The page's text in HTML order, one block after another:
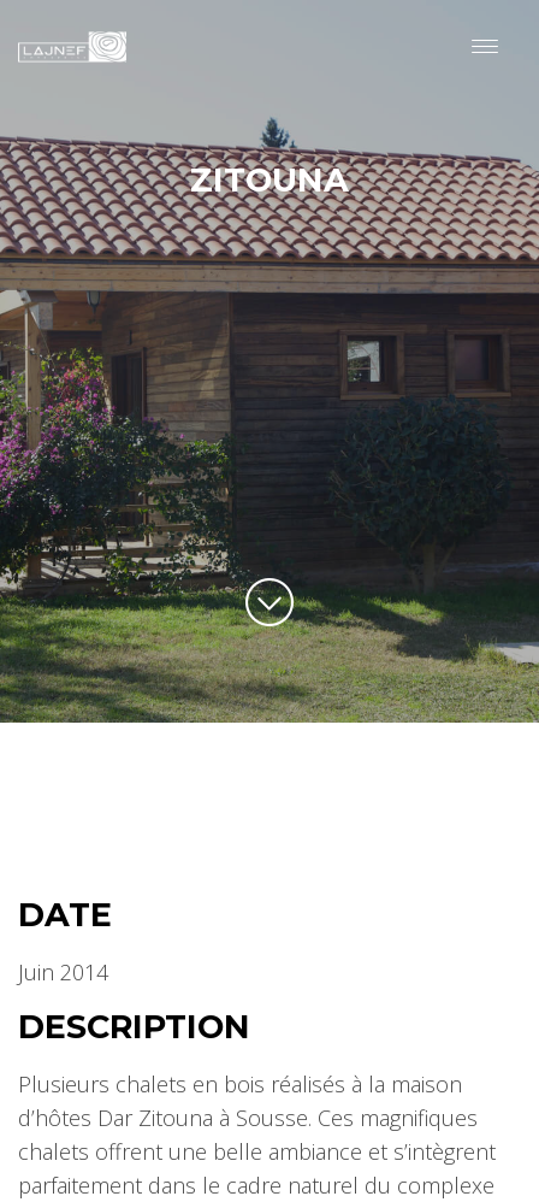
ZITOUNA
DATE
Juin 2014
DESCRIPTION
Plusieurs chalets en bois réalisés à la maison
d’hôtes Dar Zitouna à Sousse. Ces magnifiques
chalets offrent une belle ambiance et s’intègrent
parfaitement dans le cadre naturel du complexe